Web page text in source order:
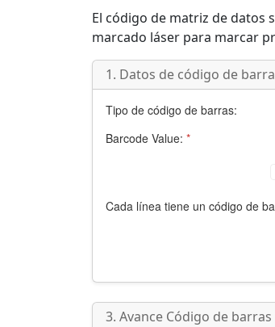
El código de matriz de datos
marcado láser para marcar
1. Datos de código de
Tipo de código de barras:
Barcode Value: *
Cada línea tiene un código de
3. Avance Código de barras